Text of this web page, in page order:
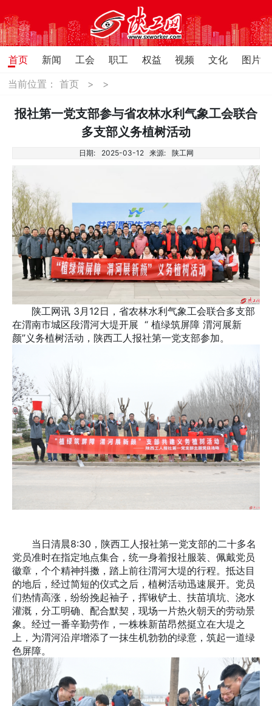
首页 新闻 工会 职工 权益 视频 文化
图片
当前位置：首页 > >
报社第一党支部参与省农林水利气象工会联合
多支部义务植树活动
日期: 2025-03-12 来源: 陕工网
陕工网讯 3月12日，省农林水利气象工会联合多支部
在渭南市城区段渭河大堤开展 “ 植绿筑屏障 渭河展新
颜”义务植树活动，陕西工人报社第一党支部参加。
当日清晨8:30，陕西工人报社第一党支部的二十多名
党员准时在指定地点集合，统一身着报社服装、佩戴党员
徽章，个个精神抖擞，踏上前往渭河大堤的行程。抵达目
的地后，经过简短的仪式之后，植树活动迅速展开。党员
们热情高涨，纷纷挽起袖子，挥锹铲土、扶苗填坑、浇水
灌溉，分工明确、配合默契，现场一片热火朝天的劳动景
象。经过一番辛勤劳作，一株株新苗昂然挺立在大堤之
上，为渭河沿岸增添了一抹生机勃勃的绿意，筑起一道绿
色屏障。